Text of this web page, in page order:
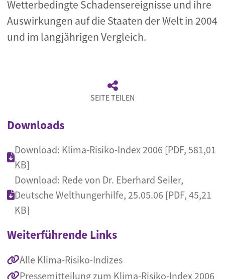
Wetterbedingte Schadensereignisse und ihre
Auswirkungen auf die Staaten der Welt in 2004
und im langjährigen Vergleich.
SEITE TEILEN
Downloads
Download: Klima-Risiko-Index 2006 [PDF, 581,01
KB]
Download: Rede von Dr. Eberhard Seiler,
Deutsche Welthungerhilfe, 25.05.06 [PDF, 45,21
KB]
Weiterführende Links
Alle Klima-Risiko-Indizes
Pressemitteilung zum Klima-Risiko-Index 2006